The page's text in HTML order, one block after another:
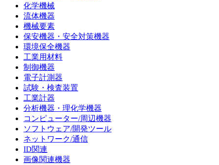
化学機械
流体機器
機械要素
保安機器・安全対策機器
環境保全機器
工業用材料
制御機器
電子計測器
試験・検査装置
工業計器
分析機器・理化学機器
コンピューター/周辺機器
ソフトウェア/開発ツール
ネットワーク/通信
ID関連
画像関連機器